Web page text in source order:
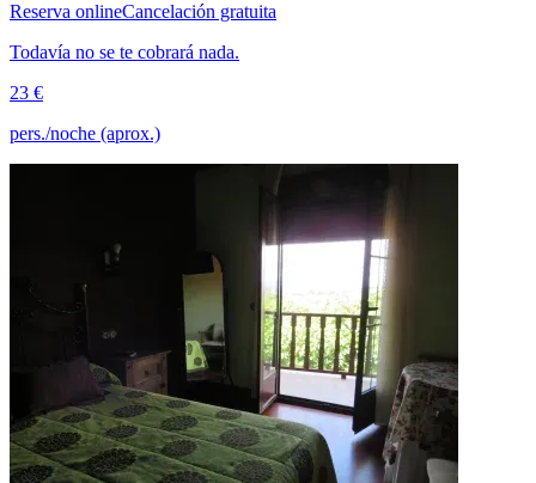
Reserva onlineCancelación gratuita
Todavía no se te cobrará nada.
23 €
pers./noche (aprox.)